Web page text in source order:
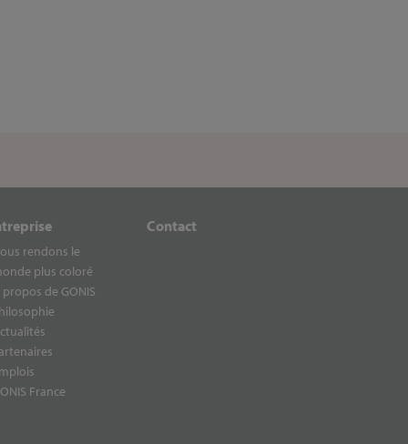
rendons le
plus coloré
propos de GONIS
France
Contact